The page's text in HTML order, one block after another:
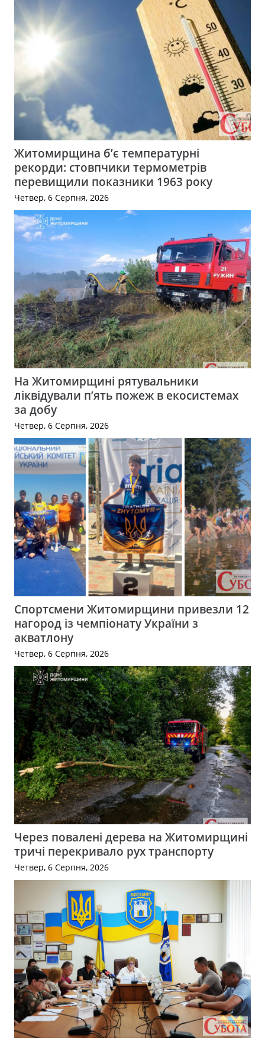
Житомирщина б’є температурні
рекорди: стовпчики термометрів
перевищили показники 1963 року
Четвер, 6 Серпня, 2026
На Житомирщині рятувальники
ліквідували п’ять пожеж в екосистемах
за добу
Четвер, 6 Серпня, 2026
Спортсмени Житомирщини привезли 12
нагород із чемпіонату України з
акватлону
Четвер, 6 Серпня, 2026
Через повалені дерева на Житомирщині
тричі перекривало рух транспорту
Четвер, 6 Серпня, 2026